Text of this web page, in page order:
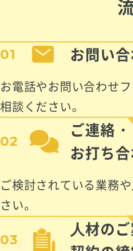
01 お問い
お電話やお問い合わせ
相談ください。
02
ご連絡・
お打ち
ご検討されている業務
さい。
03
⼈材のご